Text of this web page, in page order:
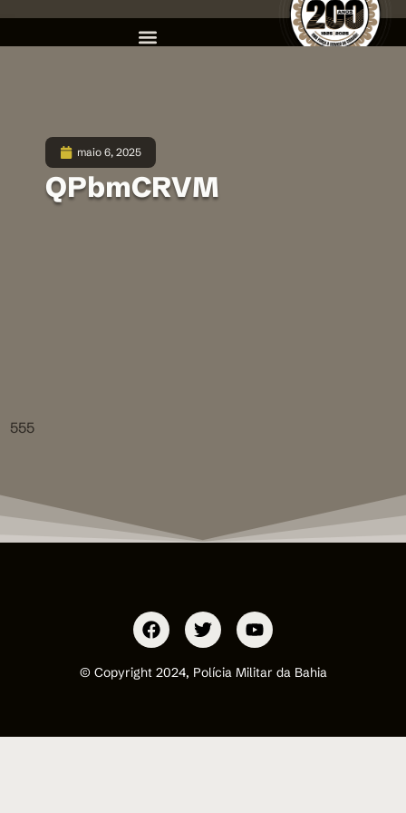
maio 6, 2025
QPbmCRVM
555
© Copyright 2024, Polícia Militar da Bahia